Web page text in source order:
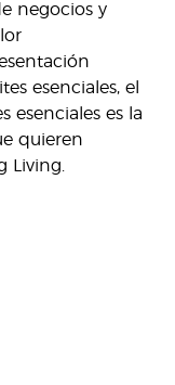
negocios y
esenciales, el
esenciales es la
quieren
Living.